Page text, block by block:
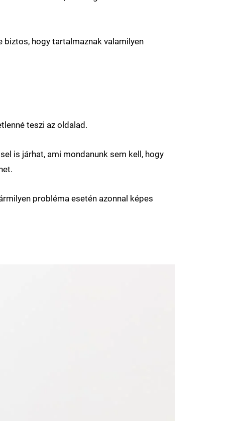
hogy tartalmaznak valamilyen
teszi az oldalad.
is járhat, ami mondanunk sem kell, hogy
probléma esetén azonnal képes